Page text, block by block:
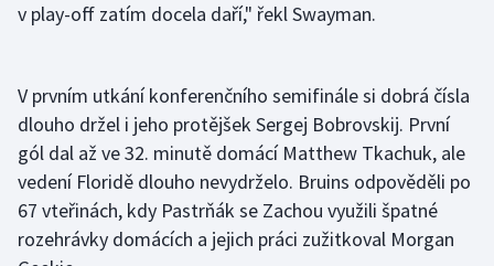
Jezdectví
Krasobruslení
Lezení
Lyže a snowboard
v play-off zatím docela daří," řekl Swayman.
V prvním utkání konferenčního semifinále si dobrá čísla
dlouho držel i jeho protějšek Sergej Bobrovskij. První
gól dal až ve 32. minutě domácí Matthew Tkachuk, ale
vedení Floridě dlouho nevydrželo. Bruins odpověděli po
67 vteřinách, kdy Pastrňák se Zachou využili špatné
rozehrávky domácích a jejich práci zužitkoval Morgan